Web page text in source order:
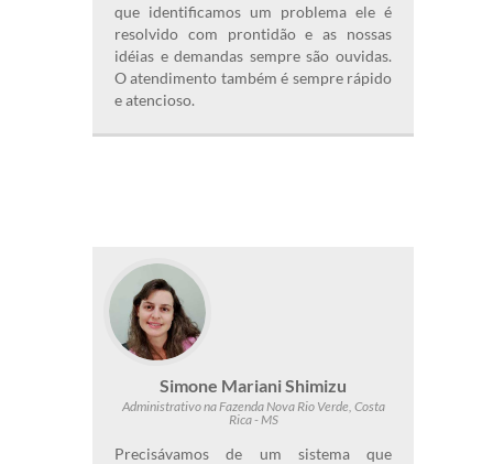
que identificamos um problema ele é
resolvido com prontidão e as nossas
idéias e demandas sempre são ouvidas.
O atendimento também é sempre rápido
e atencioso.
Simone Mariani Shimizu
Administrativo na Fazenda Nova Rio Verde, Costa
Rica - MS
Precisávamos de um sistema que